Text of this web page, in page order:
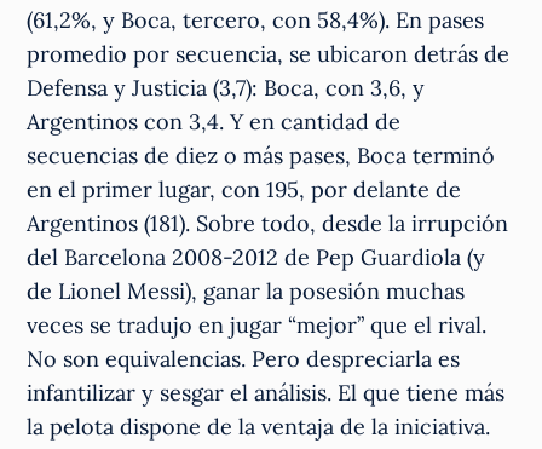
(61,2%, y Boca, tercero, con 58,4%). En pases
promedio por secuencia, se ubicaron detrás de
Defensa y Justicia (3,7): Boca, con 3,6, y
Argentinos con 3,4. Y en cantidad de
secuencias de diez o más pases, Boca terminó
en el primer lugar, con 195, por delante de
Argentinos (181). Sobre todo, desde la irrupción
del Barcelona 2008-2012 de Pep Guardiola (y
de Lionel Messi), ganar la posesión muchas
veces se tradujo en jugar “mejor” que el rival.
No son equivalencias. Pero despreciarla es
infantilizar y sesgar el análisis. El que tiene más
la pelota dispone de la ventaja de la iniciativa.